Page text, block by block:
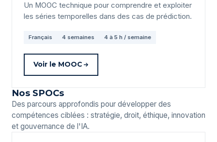
Un MOOC technique pour comprendre et exploiter
les séries temporelles dans des cas de prédiction.
Français 4 semaines 4 à 5 h / semaine
Voir le MOOC
Nos SPOCs
Des parcours approfondis pour développer des
compétences ciblées : stratégie, droit, éthique, innovation
et gouvernance de l'IA.